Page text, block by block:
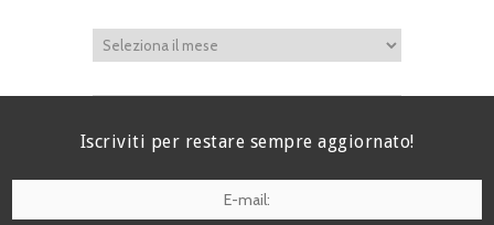
Iscriviti per restare sempre aggiornato!